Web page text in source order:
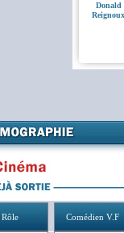
Donald
Reignoux
Rôle Comédien V.F